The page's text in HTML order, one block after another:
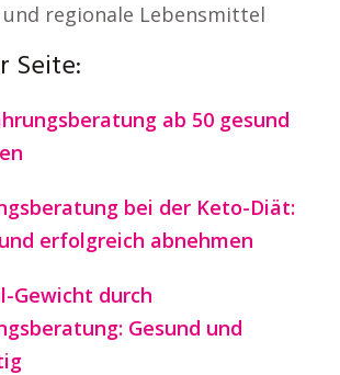
und regionale Lebensmittel
Seite:
ab 50 gesund
bei der Keto-Diät:
erfolgreich abnehmen
Gewicht durch
Gesund und